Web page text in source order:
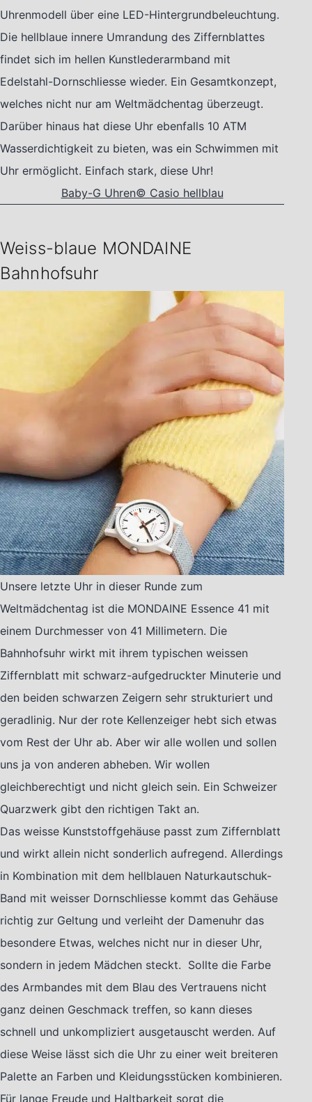
Uhrenmodell über eine LED-Hintergrundbeleuchtung.
Die hellblaue innere Umrandung des Ziffernblattes
findet sich im hellen Kunstlederarmband mit
Edelstahl-Dornschliesse wieder. Ein Gesamtkonzept,
welches nicht nur am Weltmädchentag überzeugt.
Darüber hinaus hat diese Uhr ebenfalls 10 ATM
Wasserdichtigkeit zu bieten, was ein Schwimmen mit
Uhr ermöglicht. Einfach stark, diese Uhr!
Baby-G Uhren© Casio hellblau
Weiss-blaue MONDAINE
Bahnhofsuhr
Unsere letzte Uhr in dieser Runde zum
Weltmädchentag ist die MONDAINE Essence 41 mit
einem Durchmesser von 41 Millimetern. Die
Bahnhofsuhr wirkt mit ihrem typischen weissen
Ziffernblatt mit schwarz-aufgedruckter Minuterie und
den beiden schwarzen Zeigern sehr strukturiert und
geradlinig. Nur der rote Kellenzeiger hebt sich etwas
vom Rest der Uhr ab. Aber wir alle wollen und sollen
uns ja von anderen abheben. Wir wollen
gleichberechtigt und nicht gleich sein. Ein Schweizer
Quarzwerk gibt den richtigen Takt an.
Das weisse Kunststoffgehäuse passt zum Ziffernblatt
und wirkt allein nicht sonderlich aufregend. Allerdings
in Kombination mit dem hellblauen Naturkautschuk-
Band mit weisser Dornschliesse kommt das Gehäuse
richtig zur Geltung und verleiht der Damenuhr das
besondere Etwas, welches nicht nur in dieser Uhr,
sondern in jedem Mädchen steckt. Sollte die Farbe
des Armbandes mit dem Blau des Vertrauens nicht
ganz deinen Geschmack treffen, so kann dieses
schnell und unkompliziert ausgetauscht werden. Auf
diese Weise lässt sich die Uhr zu einer weit breiteren
Palette an Farben und Kleidungsstücken kombinieren.
Für lange Freude und Haltbarkeit sorgt die